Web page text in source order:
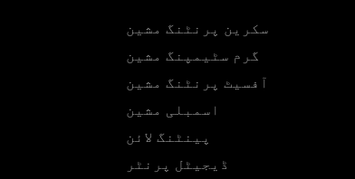
خصوصیات کا حامل ہے۔
سکرین پرنٹنگ مشین
گرم سٹیمپنگ مشین
آفسیٹ پرنٹنگ مشین
اسمبلی مشین
پینٹنگ لائن
ڈیجیٹل پرنٹر